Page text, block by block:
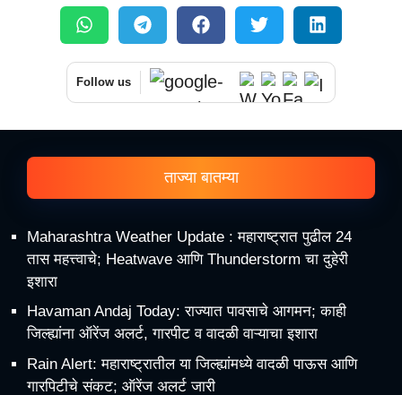
Follow us
ताज्या बातम्या
Maharashtra Weather Update : महाराष्ट्रात पुढील 24
तास महत्त्वाचे; Heatwave आणि Thunderstorm चा दुहेरी
इशारा
Havaman Andaj Today: राज्यात पावसाचे आगमन; काही
जिल्ह्यांना ऑरेंज अलर्ट, गारपीट व वादळी वाऱ्याचा इशारा
Rain Alert: महाराष्ट्रातील या जिल्ह्यांमध्ये वादळी पाऊस आणि
गारपिटीचे संकट; ऑरेंज अलर्ट जारी